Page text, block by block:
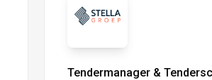
Tendermanager &